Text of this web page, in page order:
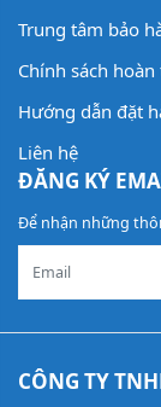
Trung tâm bảo
Chính sách hoàn
Hướng dẫn đặt
Liên hệ
ĐĂNG KÝ
Để nhận những
CÔNG TY